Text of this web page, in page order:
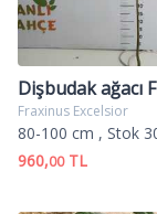
Dişbudak ağacı
Fraxinus Excelsior
80-100 cm , Stok
960,00TL